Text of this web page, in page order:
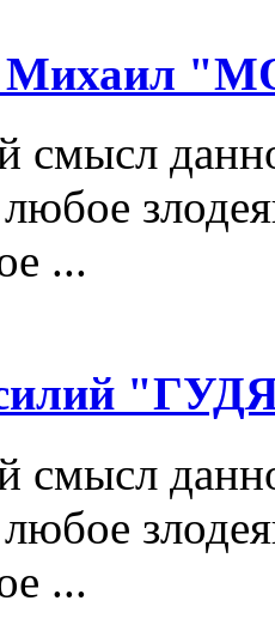
Михаил
смысл
...
смысл
...